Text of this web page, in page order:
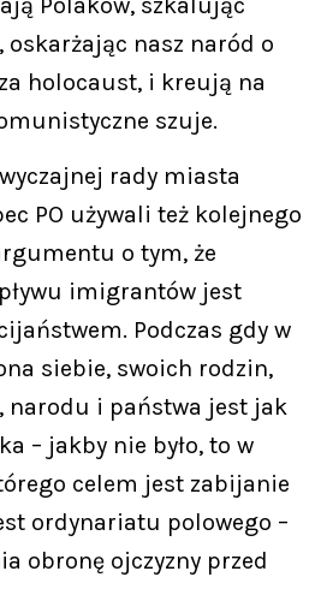
nasz naród o
holocaust, i kreują na
szuje.
rady miasta
PO używali też kolejnego
o tym, że
imigrantów jest
Podczas gdy w
siebie, swoich rodzin,
narodu i państwa jest jak
– jakby nie było, to w
celem jest zabijanie
ordynariatu polowego –
obronę ojczyzny przed